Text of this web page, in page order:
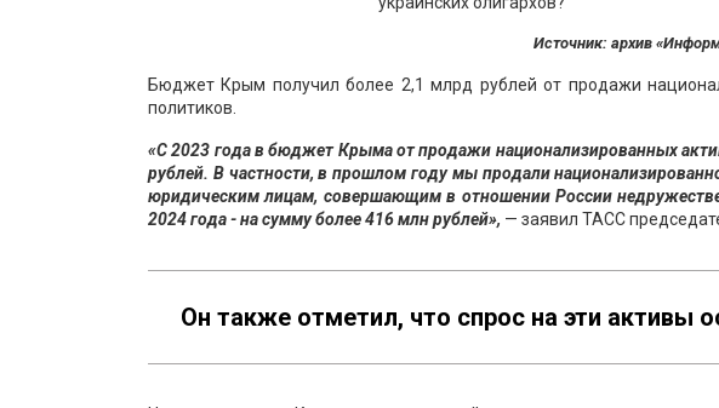
Источник: архив
Бюджет Крым получил более 2,1 млрд рублей от продажи
политиков.
«С 2023 года в бюджет Крыма от продажи национализированных
рублей. В частности, в прошлом году мы продали
юридическим лицам, совершающим в отношении России
2024 года - на сумму более 416 млн рублей», — заявил ТАСС
Он также отметил, что спрос на эти активы